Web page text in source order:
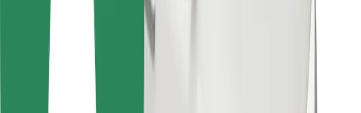
Saņem braucienu minūšu laikā!
Lejupielādē Bolt lietotni
Atrodi savas mīļākās maltītes!
Lejupielādē Bolt Food lietotni